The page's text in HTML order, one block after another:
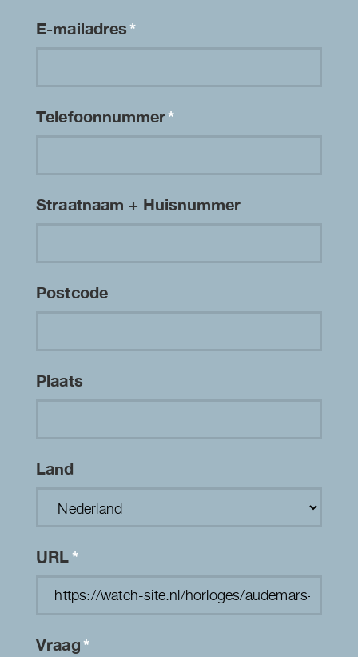
E-mailadres*
Telefoonnummer*
Straatnaam + Huisnummer
Postcode
Plaats
Land
URL*
Vraag*